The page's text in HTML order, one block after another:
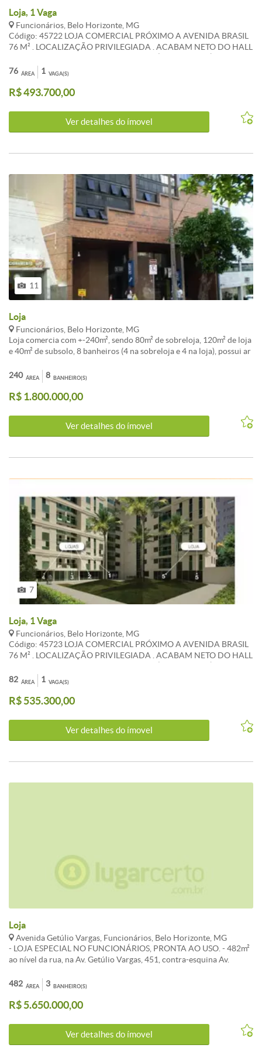
Loja, 1 Vaga
Funcionários, Belo Horizonte, MG
Código: 45722 LOJA COMERCIAL PRÓXIMO A AVENIDA BRASIL
76 M² . LOCALIZAÇÃO PRIVILEGIADA . ACABAM NETO DO HALL
GERAL . ATUALIZADO EM 14/ 03 / 2020 CARACTERISTICAS:
ÁREA
76 VAGA(S)
1
R$ 493.700,00
Ver detalhes do ímovel
11
Loja
Funcionários, Belo Horizonte, MG
Loja comercia com +-240m², sendo 80m² de sobreloja, 120m² de loja
e 40m² de subsolo, 8 banheiros (4 na sobreloja e 4 na loja), possui ar
ÁREA
240 BANHEIRO(S)
8
R$ 1.800.000,00
Ver detalhes do ímovel
7
Loja, 1 Vaga
Funcionários, Belo Horizonte, MG
Código: 45723 LOJA COMERCIAL PRÓXIMO A AVENIDA BRASIL
76 M² . LOCALIZAÇÃO PRIVILEGIADA . ACABAM NETO DO HALL
GERAL ATUALIZADO EM 28-02-2020 CARACTERISTICAS:
ÁREA
82 VAGA(S)
1
R$ 535.300,00
Ver detalhes do ímovel
Loja
Avenida Getúlio Vargas, Funcionários, Belo Horizonte, MG
- LOJA ESPECIAL NO FUNCIONÁRIOS, PRONTA AO USO. - 482m²
ao nível da rua, na Av. Getúlio Vargas, 451, contra-esquina Av.
revestido, ar condicionado central, cofre forte, três banheiros
completos (um PNE), copa, estacionamento ao lado e defronte.
DAREMOS CONTRATO LONGO.
ÁREA
482 BANHEIRO(S)
3
R$ 5.650.000,00
Ver detalhes do ímovel